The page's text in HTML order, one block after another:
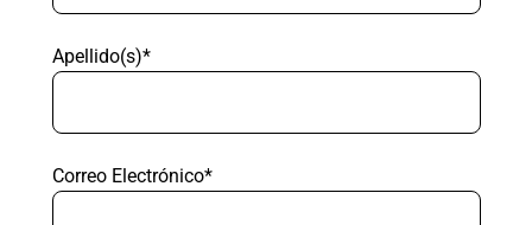
Apellido(s)*
Correo Electrónico*